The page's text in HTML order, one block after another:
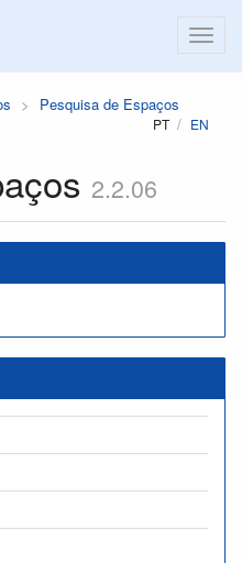
Pesquisa de Espaços
PT EN
2.2.06